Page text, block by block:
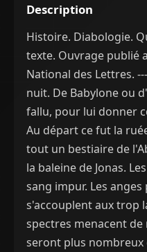
Description
Histoire. Diabologie.
texte. Ouvrage publié
National des Lettres.
nuit. De Babylone ou
fallu, pour lui donner
Au départ ce fut la
tout un bestiaire de
la baleine de Jonas.
sang impur. Les
s'accouplent aux trop
spectres menacent
seront plus